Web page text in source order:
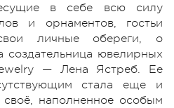
в себе всю силу
и орнаментов, гостьи
личные обереги, о
создательница ювелирных
— Лена Ястреб. Ее
стала еще и
своё, наполненное особым